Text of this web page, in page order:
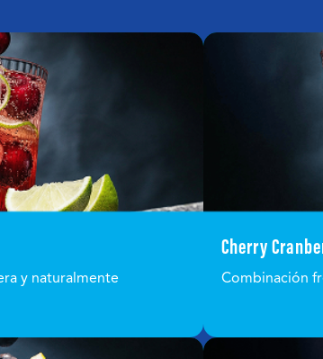
y naturalmente
Cherry
Combinación